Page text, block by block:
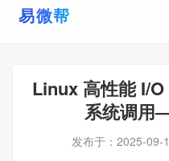
Linux 高性能 I/
系统调
发布于： 2025-09-